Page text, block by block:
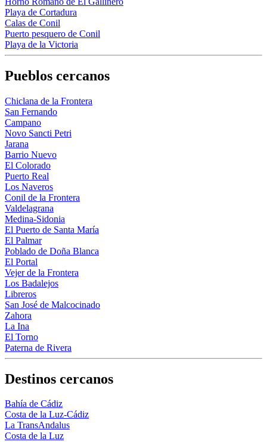
Playa de Cortadura
Calas de Conil
Puerto pesquero de Conil
Playa de la Victoria
Pueblos cercanos
Chiclana de la Frontera
San Fernando
Campano
Novo Sancti Petri
Jarana
Barrio Nuevo
El Colorado
Puerto Real
Los Naveros
Conil de la Frontera
Valdelagrana
Medina-Sidonia
El Puerto de Santa María
El Palmar
Poblado de Doña Blanca
El Portal
Vejer de la Frontera
Los Badalejos
Libreros
San José de Malcocinado
Zahora
La Ina
El Torno
Paterna de Rivera
Destinos cercanos
Bahía de Cádiz
Costa de la Luz-Cádiz
La TransAndalus
Costa de la Luz